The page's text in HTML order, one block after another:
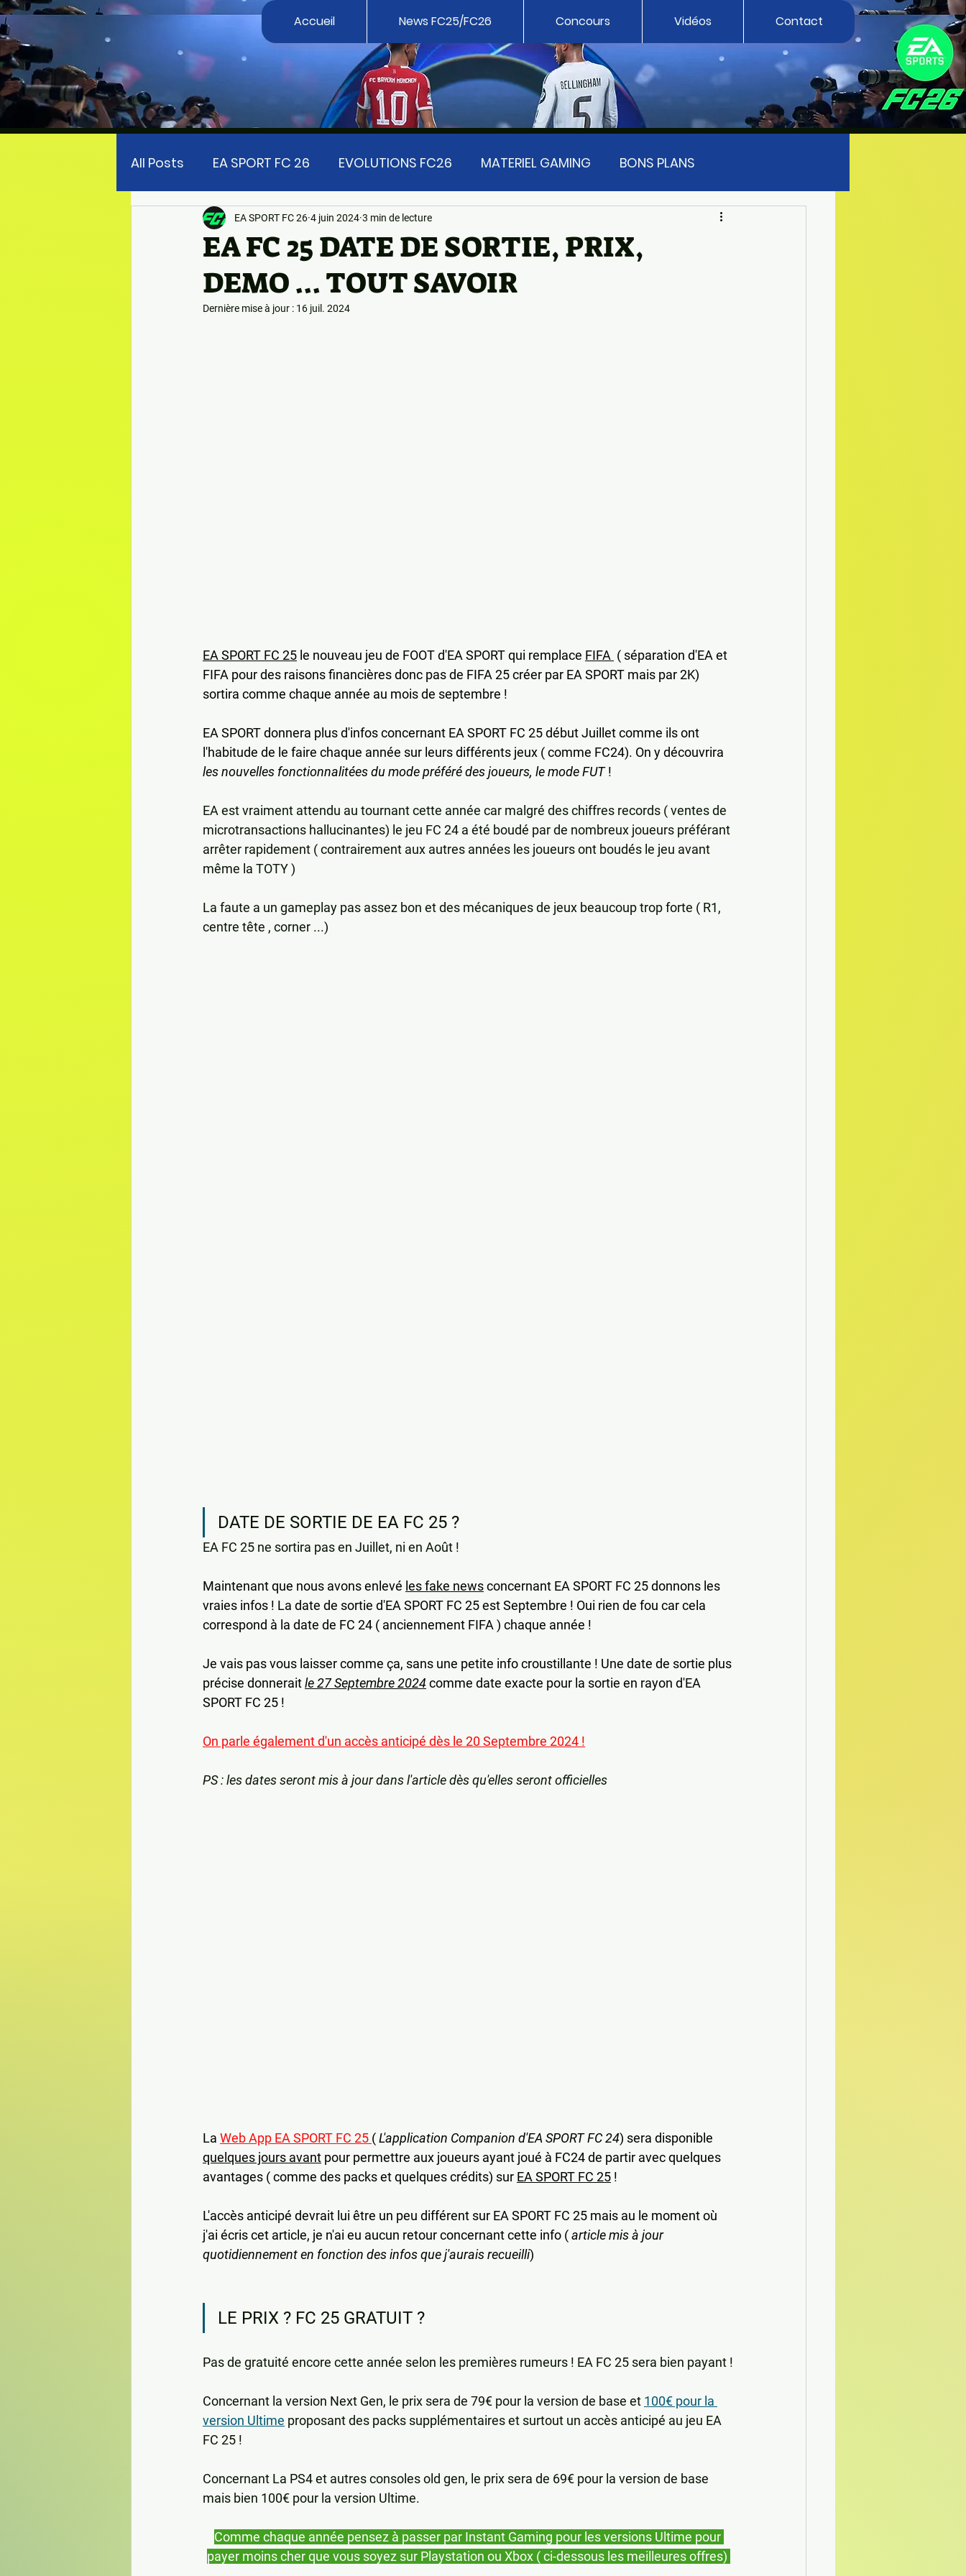
Accueil News FC25/FC26 Concours Vidéos Contact
All Posts EA SPORT FC 26 EVOLUTIONS FC26 MATERIEL GAMING BONS PLANS
FIFA UNIVERSE EA SPORT FC 25 EA SPORT FC 24
TOP SPIN 2K25 PRECOMMANDE FC 26 UNIVERSE
EA FC 25 DATE DE SORTIE, PRIX,
DEMO ... TOUT SAVOIR
EA SPORT FC 26 4 juin 2024 3 min de lecture
Dernière mise à jour : 16 juil. 2024
EA SPORT FC 25 le nouveau jeu de FOOT d'EA SPORT qui remplace FIFA ( séparation d'EA et
FIFA pour des raisons financières donc pas de FIFA 25 créer par EA SPORT mais par 2K)
sortira comme chaque année au mois de septembre !
EA SPORT donnera plus d'infos concernant EA SPORT FC 25 début Juillet comme ils ont
l'habitude de le faire chaque année sur leurs différents jeux ( comme FC24). On y découvrira
les nouvelles fonctionnalitées du mode préféré des joueurs, le mode FUT !
EA est vraiment attendu au tournant cette année car malgré des chiffres records ( ventes de
microtransactions hallucinantes) le jeu FC 24 a été boudé par de nombreux joueurs préférant
arrêter rapidement ( contrairement aux autres années les joueurs ont boudés le jeu avant
même la TOTY )
La faute a un gameplay pas assez bon et des mécaniques de jeux beaucoup trop forte ( R1,
centre tête , corner ...)
DATE DE SORTIE DE EA FC 25 ?
EA FC 25 ne sortira pas en Juillet, ni en Août !
Maintenant que nous avons enlevé les fake news concernant EA SPORT FC 25 donnons les
vraies infos ! La date de sortie d'EA SPORT FC 25 est Septembre ! Oui rien de fou car cela
correspond à la date de FC 24 ( anciennement FIFA ) chaque année !
Je vais pas vous laisser comme ça, sans une petite info croustillante ! Une date de sortie plus
précise donnerait le 27 Septembre 2024 comme date exacte pour la sortie en rayon d'EA
SPORT FC 25 !
On parle également d'un accès anticipé dès le 20 Septembre 2024 !
PS : les dates seront mis à jour dans l'article dès qu'elles seront officielles
La Web App EA SPORT FC 25 ( L'application Companion d'EA SPORT FC 24) sera disponible
quelques jours avant pour permettre aux joueurs ayant joué à FC24 de partir avec quelques
avantages ( comme des packs et quelques crédits) sur EA SPORT FC 25 !
L'accès anticipé devrait lui être un peu différent sur EA SPORT FC 25 mais au le moment où
j'ai écris cet article, je n'ai eu aucun retour concernant cette info ( article mis à jour
quotidiennement en fonction des infos que j'aurais recueilli)
LE PRIX ? FC 25 GRATUIT ?
Pas de gratuité encore cette année selon les premières rumeurs ! EA FC 25 sera bien payant !
Concernant la version Next Gen, le prix sera de 79€ pour la version de base et 100€ pour la
version Ultime proposant des packs supplémentaires et surtout un accès anticipé au jeu EA
FC 25 !
Concernant La PS4 et autres consoles old gen, le prix sera de 69€ pour la version de base
mais bien 100€ pour la version Ultime.
Comme chaque année pensez à passer par Instant Gaming pour les versions Ultime pour
payer moins cher que vous soyez sur Playstation ou Xbox ( ci-dessous les meilleures offres)